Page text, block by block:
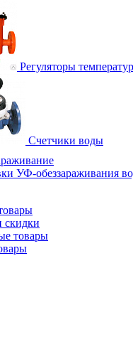
Регуляторы
Счетчики воды
УФ-обеззараживания
скидки
товары